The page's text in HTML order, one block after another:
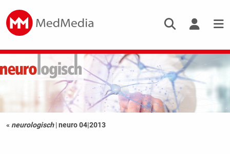
« neurologisch |neuro 04|2013